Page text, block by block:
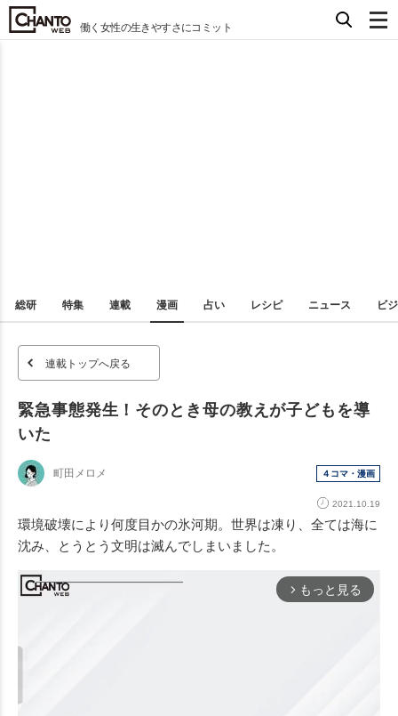
働く女性の生きやすさにコミット
総研 特集 連載 漫画 占い レシピ ニュース ビ
連載トップへ戻る
緊急事態発生！そのとき母の教えが子どもを導
いた
町田メロメ ４コマ・漫画
2021.10.19
環境破壊により何度目かの氷河期。世界は凍り、全ては海に
沈み、とうとう文明は滅んでしまいました。
arrow_forward_ios もっと見る